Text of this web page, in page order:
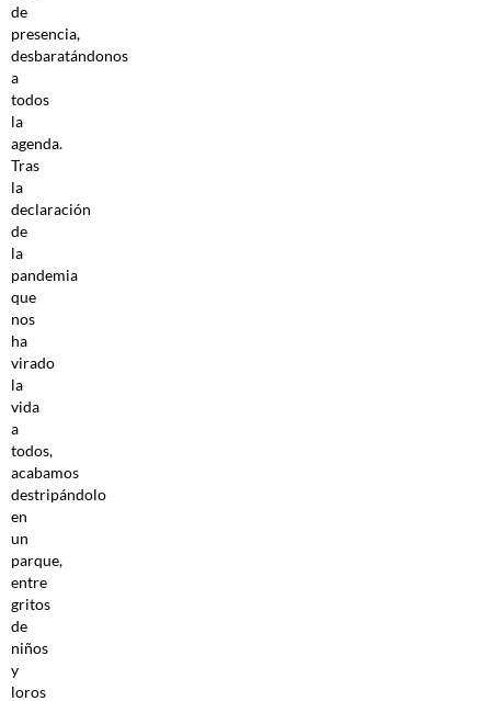
de
presencia,
desbaratándonos
a
todos
la
agenda.
Tras
la
declaración
de
la
pandemia
que
nos
ha
virado
la
vida
a
todos,
acabamos
destripándolo
en
un
parque,
entre
gritos
de
niños
y
loros